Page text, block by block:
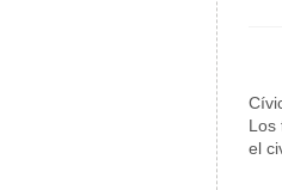
Los
el